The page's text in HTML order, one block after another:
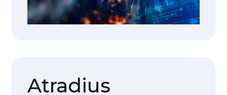
Atradius